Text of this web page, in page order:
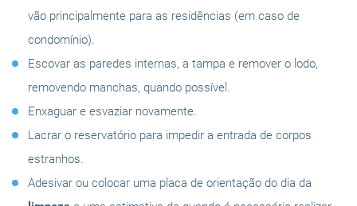
vão principalmente para as residências (em caso de
condomínio).
Escovar as paredes internas, a tampa e remover o lodo,
removendo manchas, quando possível.
Enxaguar e esvaziar novamente.
Lacrar o reservatório para impedir a entrada de corpos
estranhos.
Adesivar ou colocar uma placa de orientação do dia da